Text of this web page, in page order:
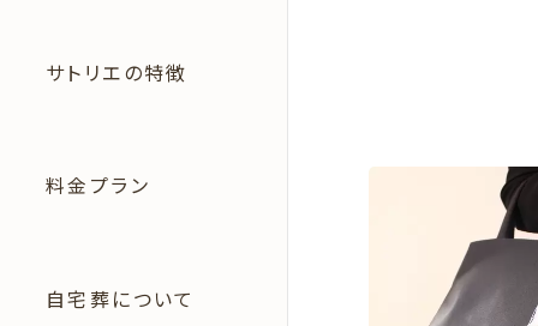
サトリエの特徴
料金プラン
自宅葬について